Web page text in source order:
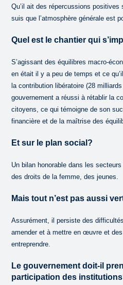
Qu’il ait des répercussions
suis que l’atmosphère générale est
Quel est le chantier qui
S’agissant des équilibres macro-
en était il y a peu de temps et ce
la contribution libératoire (28
gouvernement a réussi à rétablir la
citoyens, ce qui témoigne de son
financière et de la maîtrise des
Et sur le plan social?
Un bilan honorable dans les
des droits de la femme, des jeunes.
Mais tout n’est pas aussi
Assurément, il persiste des
amender et à mettre en œuvre et
entreprendre.
Le gouvernement doit-il
participation des